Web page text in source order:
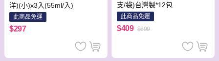
洋)(小)x3入(55ml/入)
此商品免運
$297
支/袋)台灣製*12包
此商品免運
$409 $699